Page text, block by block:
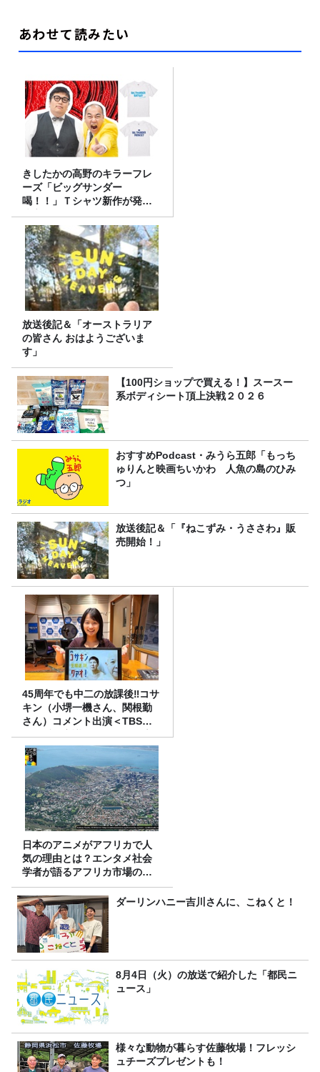
あわせて読みたい
きしたかの高野のキラーフレ
ーズ「ビッグサンダー
喝！！」Ｔシャツ新作が発売
決定！
放送後記＆「オーストラリア
の皆さん おはようございま
す」
【100円ショップで買える！】スースー
系ボディシート頂上決戦２０２６
おすすめPodcast・みうら五郎「もっち
ゅりんと映画ちいかわ 人魚の島のひみ
つ」
放送後記＆「『ねこずみ・うささわ』販
売開始！」
45周年でも中二の放課後‼コサ
キン（小堺一機さん、関根勤
さん）コメント出演＜TBSラ
ジオ番組審議会からのご報告
＞
日本のアニメがアフリカで人
気の理由とは？エンタメ社会
学者が語るアフリカ市場のリ
アル
ダーリンハニー吉川さんに、こねくと！
8月4日（火）の放送で紹介した「都民ニ
ュース」
様々な動物が暮らす佐藤牧場！フレッシ
ュチーズプレゼントも！